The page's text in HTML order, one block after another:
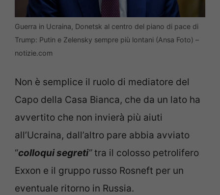
Guerra in Ucraina, Donetsk al centro del piano di pace di
Trump: Putin e Zelensky sempre più lontani (Ansa Foto) –
notizie.com
Non è semplice il ruolo di mediatore del
Capo della Casa Bianca, che da un lato ha
avvertito che non invierà più aiuti
all’Ucraina, dall’altro pare abbia avviato
“colloqui segreti”tra il colosso petrolifero
Exxon e il gruppo russo Rosneft per un
eventuale ritorno in Russia.